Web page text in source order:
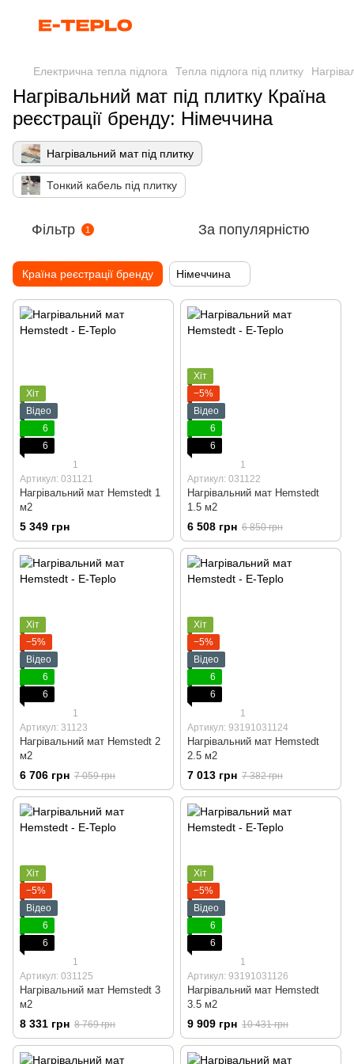
Електрична тепла підлога Тепла підлога під плитку
Нагрівальний мат під плитку Країна
реєстрації бренду: Німеччина
Нагрівальний мат під плитку
Тонкий кабель під плитку
Фільтр 1 За популярністю
Країна реєстрації бренду Німеччина
Хіт
Відео
6
6
1
Артикул: 031121
Нагрівальний мат Hemstedt 1
м2
5 349 грн
Хіт
−5%
Відео
6
6
1
Артикул: 031122
Нагрівальний мат Hemstedt
1.5 м2
6 508 грн 6 850 грн
Хіт
−5%
Відео
6
6
1
Артикул: 31123
Нагрівальний мат Hemstedt 2
м2
6 706 грн 7 059 грн
Хіт
−5%
Відео
6
6
1
Артикул: 93191031124
Нагрівальний мат Hemstedt
2.5 м2
7 013 грн 7 382 грн
Хіт
−5%
Відео
6
6
1
Артикул: 031125
Нагрівальний мат Hemstedt 3
м2
8 331 грн 8 769 грн
Хіт
−5%
Відео
6
6
1
Артикул: 93191031126
Нагрівальний мат Hemstedt
3.5 м2
9 909 грн 10 431 грн